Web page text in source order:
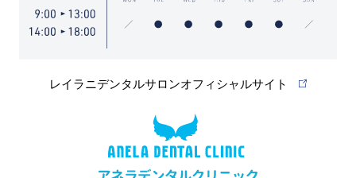
レイラニデンタルサロンオフィシャルサイト